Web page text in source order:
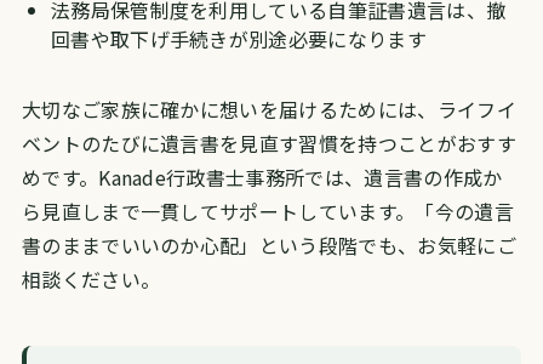
法務局保管制度を利用している自筆証書遺言は、撤
回書や取下げ手続きが別途必要になります
大切なご家族に確かに想いを届けるためには、ライフイ
ベントのたびに遺言書を見直す習慣を持つことがおすす
めです。Kanade行政書士事務所では、遺言書の作成か
ら見直しまで一貫してサポートしています。「今の遺言
書のままでいいのか心配」という段階でも、お気軽にご
相談ください。